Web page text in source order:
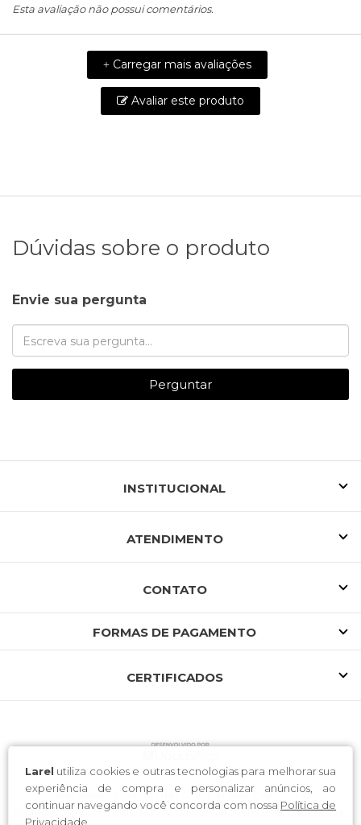
Larel utiliza cookies e outras tecnologias para melhorar sua
experiência de compra e personalizar anúncios, ao
continuar navegando você concorda com nossa Política de
Privacidade
Esta avaliação não possui comentários.
+Carregar mais avaliações
Avaliar este produto
Dúvidas sobre o produto
Envie sua pergunta
Perguntar
INSTITUCIONAL
ATENDIMENTO
CONTATO
FORMAS DE PAGAMENTO
CERTIFICADOS
Larel Varejo Online Ltda / CNPJ: 41.968.054/0001-22
Endereço: Rua Henrique Schumacher, 18, Gabiroba, Ituporanga-